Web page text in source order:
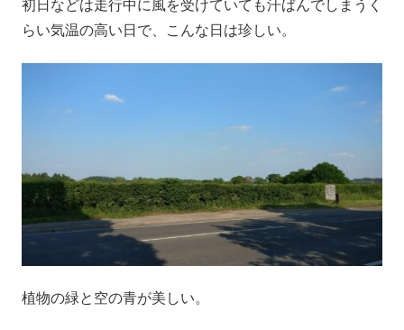
初日などは走行中に風を受けていても汗ばんでしまうく
らい気温の高い日で、こんな日は珍しい。
植物の緑と空の青が美しい。